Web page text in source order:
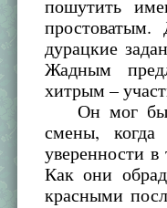
пошутить
простоватым.
дурацкие
Жадным
хитрым –
Он мог бы
смены,
уверенности
Как они
красными